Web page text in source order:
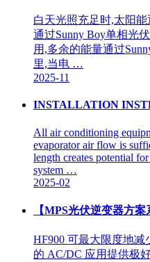
白天光照充足时,太阳
通过Sunny Boy单相光
用,多余的能量通过
里,当电 …
2025-11
INSTALLATION
All air conditioning
evaporator air flow is
length creates potential
system …
2025-02
【MPS光伏逆变器方
HF900 可最大限度地
的 AC/DC 应用提供极